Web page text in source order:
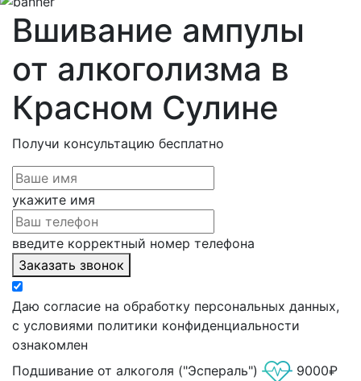
Вшивание ампулы
от алкоголизма в
Красном Сулине
Получи консультацию бесплатно
укажите имя
введите корректный номер телефона
Заказать звонок
Даю согласие на обработку персональных данных,
с условиями политики конфиденциальности
ознакомлен
Подшивание от алкоголя ("Эспераль")
9000₽